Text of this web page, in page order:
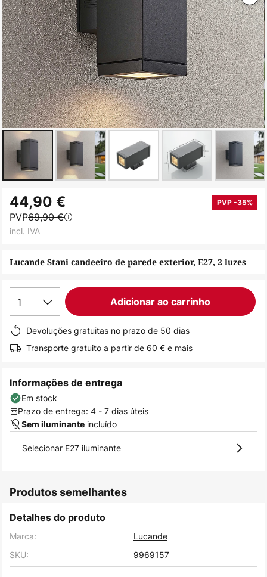
para
início
Galeria
Lucande Stani candeeiro de parede exterior, E27, 2 luzes
44,90 € PVP -35%
PVP69,90 €
incl. IVA
1 Adicionar ao carrinho
Devoluções gratuitas no prazo de 50 dias
Transporte gratuito a partir de 60 € e mais
Informações de entrega
Em stock
Prazo de entrega: 4 - 7 dias úteis
Sem iluminante incluído
Selecionar E27 iluminante
Produtos semelhantes
Detalhes do produto
Marca:
Lucande
SKU:
9969157